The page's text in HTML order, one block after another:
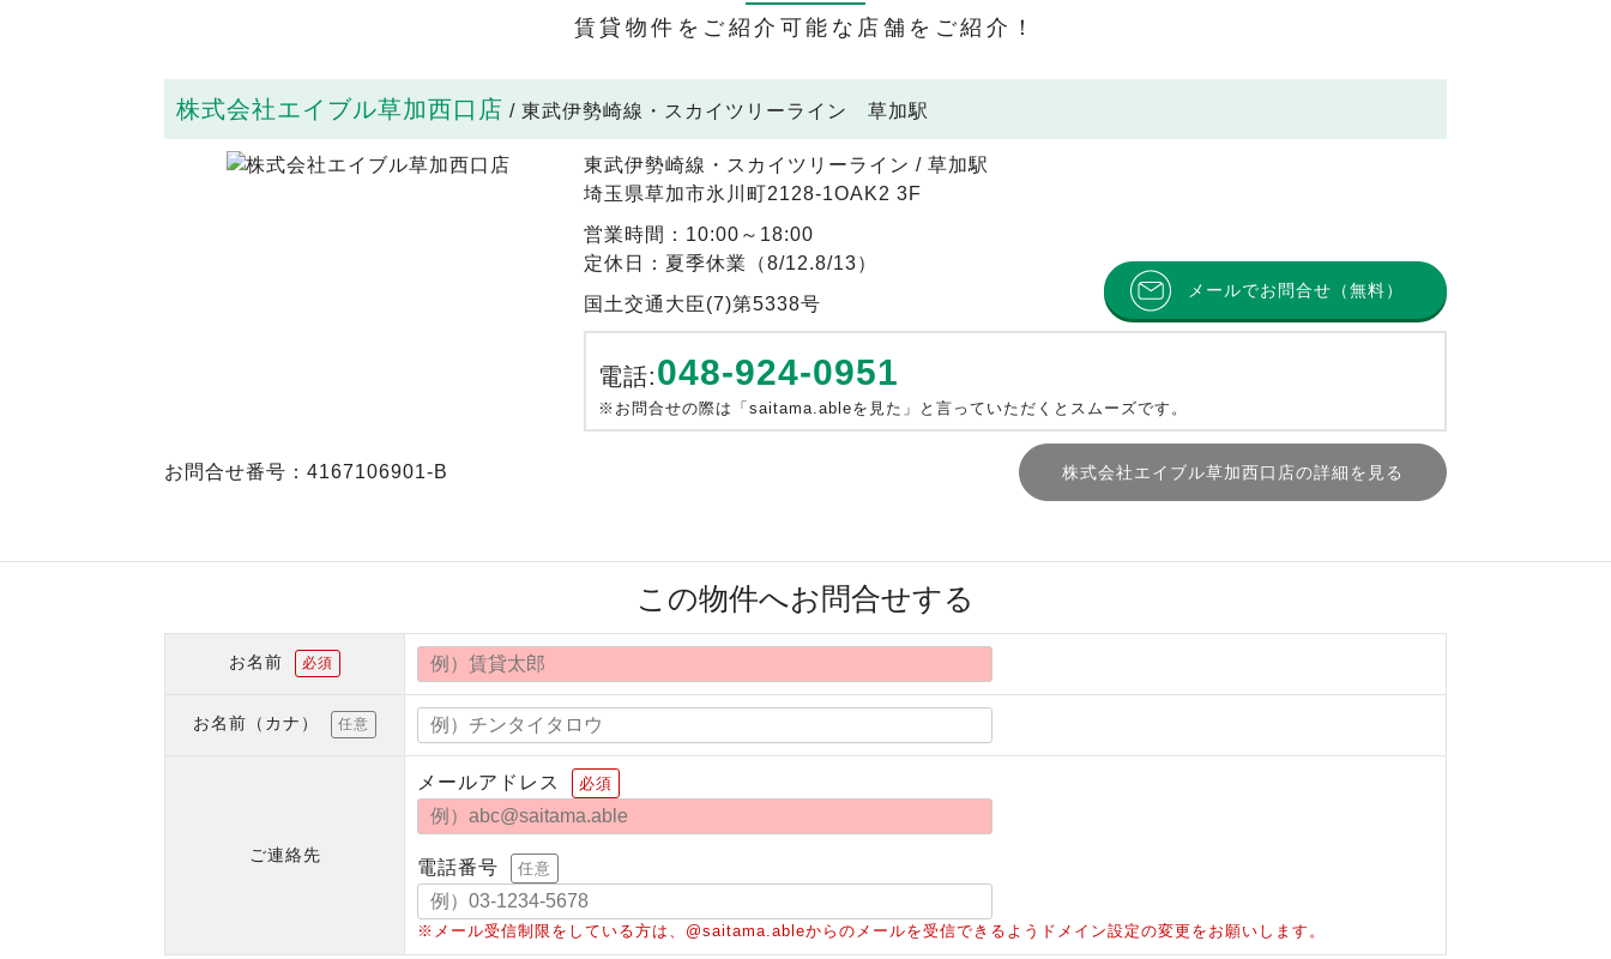
賃貸物件をご紹介可能な店舗をご紹介！
株式会社エイブル草加西口店 / 東武伊勢崎線・スカイツリーライン 草加駅
東武伊勢崎線・スカイツリーライン / 草加駅
埼玉県草加市氷川町2128-1OAK2 3F
営業時間：10:00～18:00
定休日：夏季休業（8/12.8/13）
国土交通大臣(7)第5338号
メールでお問合せ（無料）
電話:048-924-0951
※お問合せの際は「saitama.ableを見た」と言っていただくとスムーズです。
お問合せ番号：4167106901-B 株式会社エイブル草加西口店の詳細を見る
この物件へお問合せする
お名前 必須
お名前（カナ） 任意
ご連絡先
メールアドレス 必須
電話番号 任意
※メール受信制限をしている方は、@saitama.ableからのメールを受信できるようドメイン設定の変更をお願いします。